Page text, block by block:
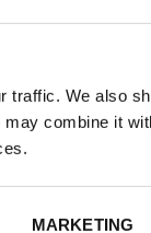
traffic. We also
combine it
MARKETING
att sourca textil